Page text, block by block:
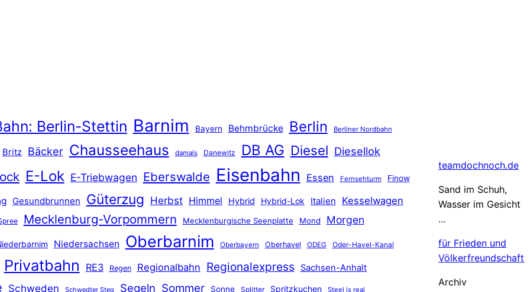
Berlin-Stettin Barnim Bayern Behmbrücke Berlin Berliner Nordbahn
Britz Bäcker Chausseehaus damals Danewitz DB AG Diesel Diesellok
E-Lok E-Triebwagen Eberswalde Eisenbahn Essen Fernsehturm Finow
Gesundbrunnen Güterzug Herbst Himmel Hybrid Hybrid-Lok Italien Kesselwagen
Mecklenburg-Vorpommern Mecklenburgische Seenplatte Mond Morgen
Niedersachsen Oberbarnim Oberbayern Oberhavel ODEG Oder-Havel-Kanal
Privatbahn RE3 Regen Regionalbahn Regionalexpress Sachsen-Anhalt
Schweden Schwedter Steg Segeln Sommer Sonne Splitter Spritzkuchen Steel is real
teamdochnoch.de
Sand im Schuh,
Wasser im Gesicht
…
für Frieden und
Völkerfreundschaft
Archiv